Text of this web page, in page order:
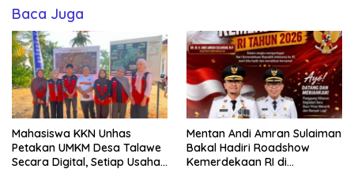
Baca Juga
Mahasiswa KKN Unhas
Petakan UMKM Desa Talawe
Secara Digital, Setiap Usaha
Mentan Andi Amran Sulaiman
Bakal Hadiri Roadshow
Kemerdekaan RI di